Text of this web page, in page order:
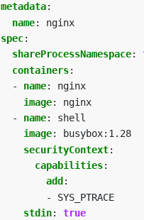
metadata:
name:
nginx
spec:
shareProcessNamespace:
containers:
- name:
nginx
image:
nginx
- name:
shell
image:
busybox:1.28
securityContext:
capabilities:
add :
- SYS_PTRACE
stdin:
true